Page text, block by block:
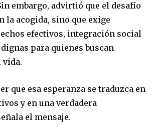
embargo, advirtió que el desafío
la acogida, sino que exige
efectivos, integración social
para quienes buscan
que esa esperanza se traduzca en
y en una verdadera
el mensaje.